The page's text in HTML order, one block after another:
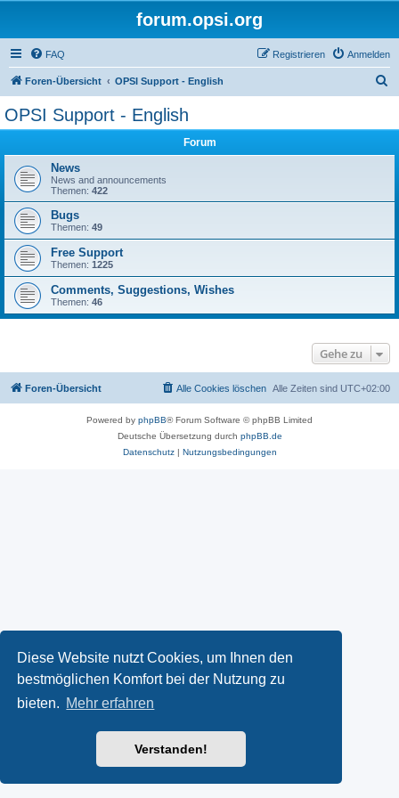
Diese Website nutzt Cookies, um Ihnen den
bestmöglichen Komfort bei der Nutzung zu
bieten. Mehr erfahren
Verstanden!
forum.opsi.org
FAQ Anmelden
Registrieren
Foren-Übersicht OPSI Support - English
OPSI Support - English
Forum
News
News and announcements
Themen: 422
Bugs
Themen: 49
Free Support
Themen: 1225
Comments, Suggestions, Wishes
Themen: 46
Gehe zu
Foren-Übersicht Alle Zeiten sind UTC+02:00
Alle Cookies löschen
Powered by phpBB® Forum Software © phpBB Limited
Deutsche Übersetzung durch phpBB.de
Datenschutz| Nutzungsbedingungen